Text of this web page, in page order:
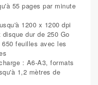
55 pages par minute
1200 x 1200 dpi
dur de 250 Go
feuilles avec les
: A6-A3, formats
1,2 mètres de